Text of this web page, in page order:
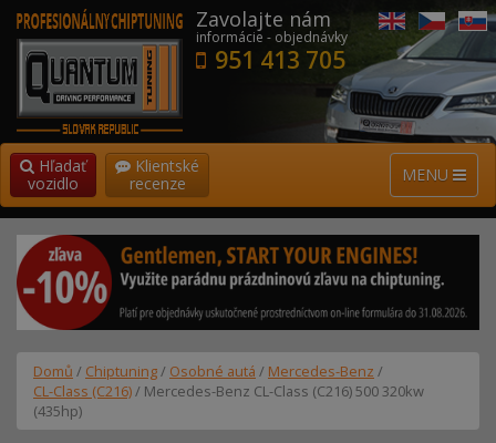
Zavolajte nám
informácie - objednávky
951 413 705
MENU
Hľadať
vozidlo
Klientské
recenze
Domů / Chiptuning/ Osobné autá / Mercedes-Benz /
CL-Class (C216)/ Mercedes-Benz CL-Class (C216) 500 320kw
(435hp)